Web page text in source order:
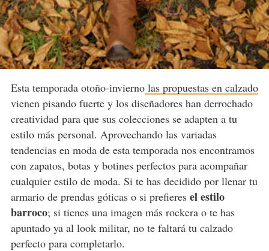
Esta temporada otoño-inviernolas propuestas en calzado
vienen pisando fuerte y los diseñadores han derrochado
creatividad para que sus colecciones se adapten a tu
estilo más personal. Aprovechando las variadas
tendencias en moda de esta temporada nos encontramos
con zapatos, botas y botines perfectos para acompañar
cualquier estilo de moda. Si te has decidido por llenar tu
armario de prendas góticas o si prefieres el estilo
barroco; si tienes una imagen más rockera o te has
apuntado ya al look militar, no te faltará tu calzado
perfecto para completarlo.